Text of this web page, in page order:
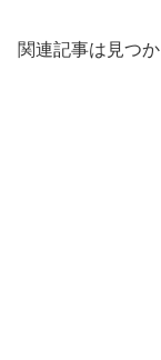
関連記事は見つ